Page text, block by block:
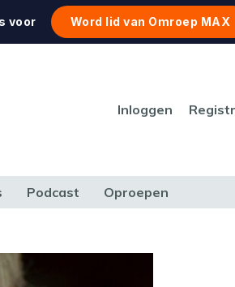
voor Word lid van Omroep MAX
Inloggen
Podcast Oproepen